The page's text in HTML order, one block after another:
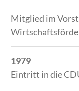
Mitglied im
1979
Eintritt in die